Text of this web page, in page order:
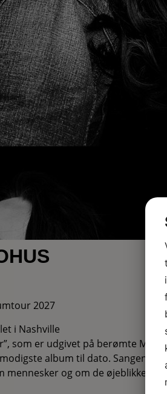
2027
i Nashville
som er udgivet på berømte
album til dato. Sangene
mennesker og om de øjeblikke,